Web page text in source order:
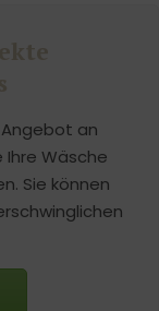
an
Wäsche
Sie können